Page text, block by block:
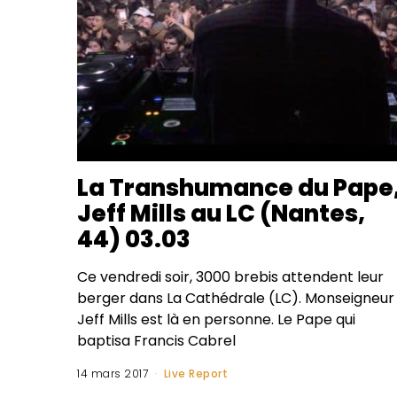
La Transhumance du
Jeff Mills au LC (Nantes,
44) 03.03
Ce vendredi soir, 3000 brebis attendent leur
berger dans La Cathédrale (LC). Monseigneur
Jeff Mills est là en personne. Le Pape qui
baptisa Francis Cabrel
14 mars 2017 Live Report